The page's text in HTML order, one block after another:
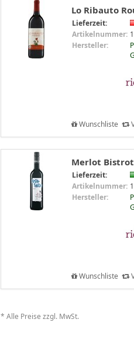
Lo Ribauto
Lieferzeit:
Artikelnummer:
Hersteller:
Wunschliste
Merlot
Lieferzeit:
Artikelnummer:
Hersteller:
Wunschliste
* Alle Preise zzgl. MwSt.